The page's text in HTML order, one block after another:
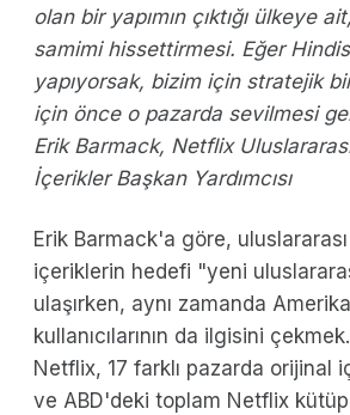
olan bir yapımın çıktığı ülkeye
samimi hissettirmesi. Eğer
yapıyorsak, bizim için stratejik
için önce o pazarda sevilmesi
Erik Barmack, Netflix
İçerikler Başkan Yardımcısı
Erik Barmack'a göre,
içeriklerin hedefi "yeni
ulaşırken, aynı zamanda
kullanıcılarının da ilgisini
Netflix, 17 farklı pazarda orijinal
ve ABD'deki toplam Netflix